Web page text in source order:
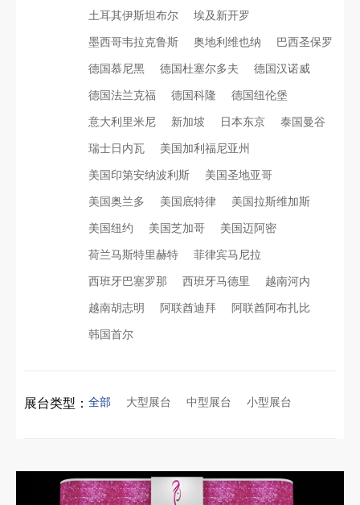
土耳其伊斯坦布尔 埃及新开罗
墨西哥韦拉克鲁斯 奥地利维也纳 巴西圣保罗
德国慕尼黑 德国杜塞尔多夫 德国汉诺威
德国法兰克福 德国科隆 德国纽伦堡
意大利里米尼 新加坡 日本东京 泰国曼谷
瑞士日内瓦 美国加利福尼亚州
美国印第安纳波利斯 美国圣地亚哥
美国奥兰多 美国底特律 美国拉斯维加斯
美国纽约 美国芝加哥 美国迈阿密
荷兰马斯特里赫特 菲律宾马尼拉
西班牙巴塞罗那 西班牙马德里 越南河内
越南胡志明 阿联酋迪拜 阿联酋阿布扎比
韩国首尔
展台类型： 全部 大型展台 中型展台 小型展台